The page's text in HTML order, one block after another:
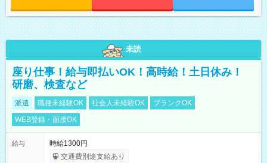
未読
座り仕事！給与即払いOK！高時給！土日休み！
研磨、検査など
派遣 職種未経験OK 社会人未経験OK
ブランクOK
WEB登録・面接OK
給与
時給1300円
交通費別途支給あり